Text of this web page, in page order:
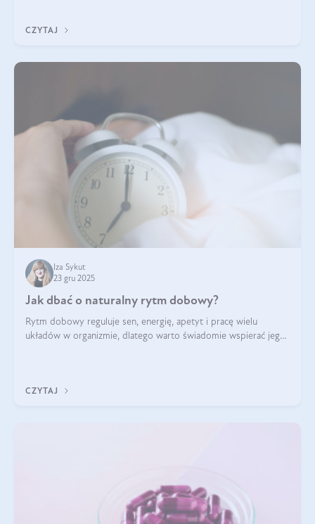
CZYTAJ
Iza Sykut
23 gru 2025
Jak dbać o naturalny rytm dobowy?
Rytm dobowy reguluje sen, energię, apetyt i pracę wielu
układów w organizmie, dlatego warto świadomie wspierać jego
CZYTAJ